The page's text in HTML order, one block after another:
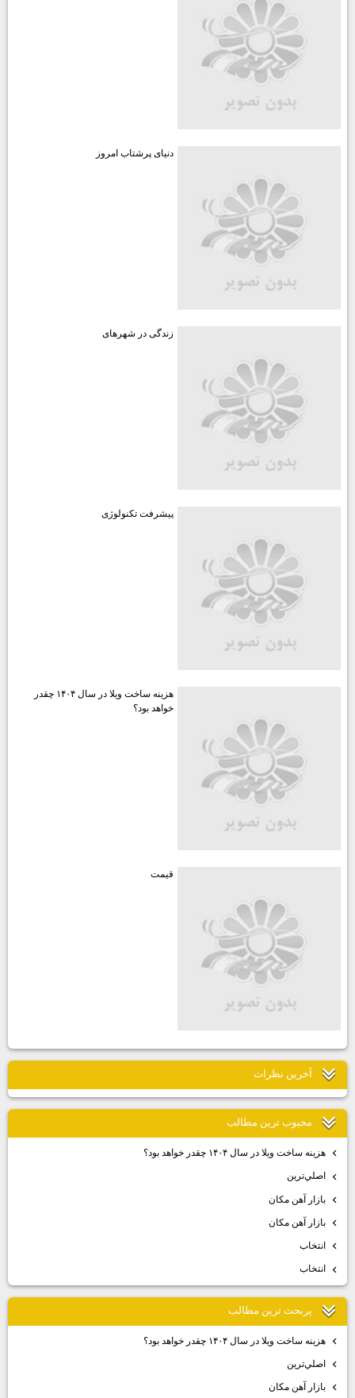
دنیای پرشتاب امروز
زندگی در شهرهای
پیشرفت تکنولوژی
هزينه ساخت ويلا در سال ۱۴۰۴ چقدر
خواهد بود؟
قيمت
آخرين نظرات
محبوب ترين مطالب
هزينه ساخت ويلا در سال ۱۴۰۴ چقدر خواهد بود؟
اصلي‌ترين
بازار آهن مكان
بازار آهن مكان
انتخاب
انتخاب
پربحث ترين مطالب
هزينه ساخت ويلا در سال ۱۴۰۴ چقدر خواهد بود؟
اصلي‌ترين
بازار آهن مكان